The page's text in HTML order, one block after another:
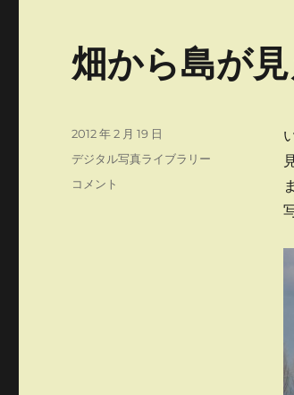
畑から島が
投
稿
2012 年 2 月 19 日
カ
デジタル写真ライブラリー
畑
コメント